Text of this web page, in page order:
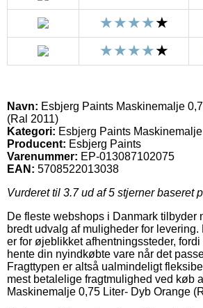
Navn: Esbjerg Paints Maskinemalje
(Ral 2011)
Kategori: Esbjerg Paints Maskinemalje
Producent: Esbjerg Paints
Varenummer: EP-013087102075
EAN: 5708522013038
Vurderet til 3.7ud af 5 stjerner baseret
De fleste webshops i Danmark tilbyder
bredt udvalg af muligheder for
er for øjeblikket afhentningssteder, fordi
hente din nyindkøbte vare når det
Fragttypen er altså ualmindeligt
mest betalelige fragtmulighed ved køb
Maskinemalje 0,75 Liter- Dyb Orange